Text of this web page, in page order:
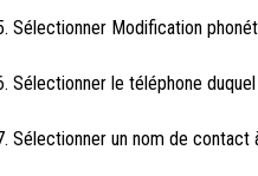
Sélectionner Modification
Sélectionner le téléphone
Sélectionner un nom de contact